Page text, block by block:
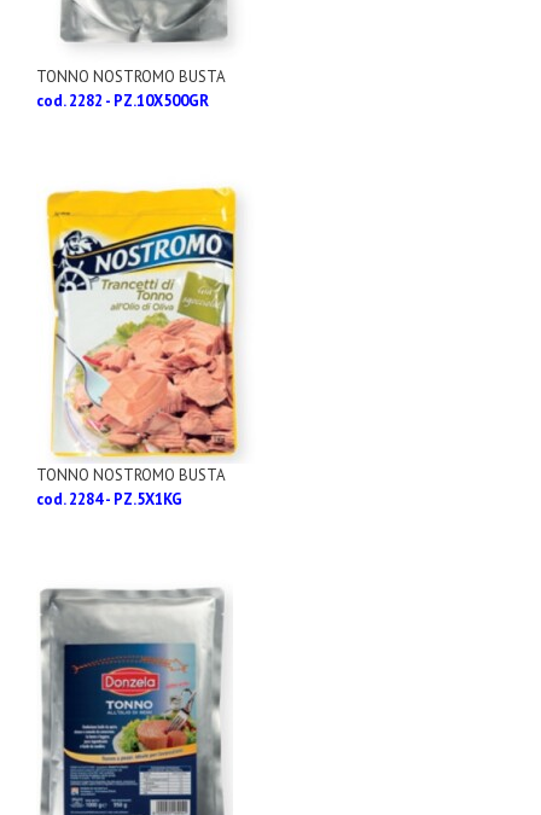
TONNO NOSTROMO BUSTA
cod. 2282 - PZ.10X500GR
TONNO NOSTROMO BUSTA
cod. 2284 - PZ.5X1KG